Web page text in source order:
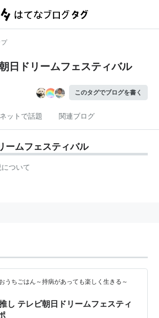
プ
日ドリームフェスティバル
このタグでブログを書く
ネットで話題 関連ブログ
ームフェスティバル
ついて
うちごはん～持病があっても楽しく生きる～
し テレビ朝日ドリームフェスティ